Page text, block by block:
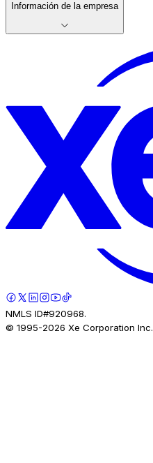
Información de la empresa
NMLS ID#920968.
© 1995-2026 Xe Corporation Inc.